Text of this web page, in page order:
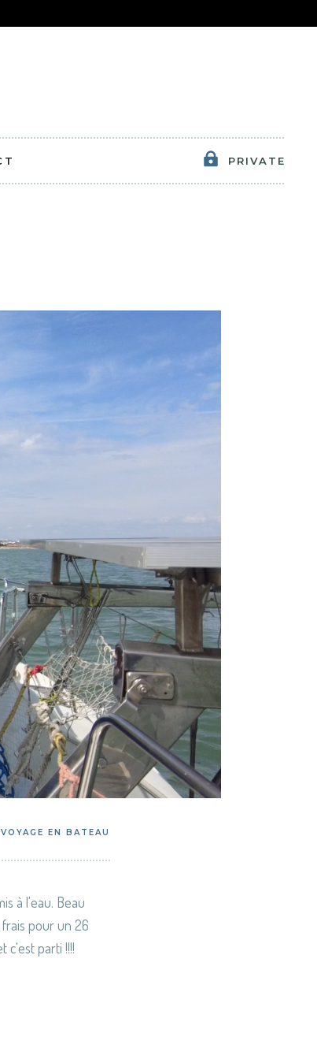
PRIVATE
EN BATEAU
à l'eau. Beau
pour un 26
c'est parti !!!!